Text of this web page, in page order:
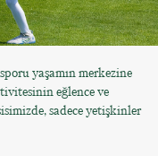
yaşamın merkezine
eğlence ve
sadece yetişkinler